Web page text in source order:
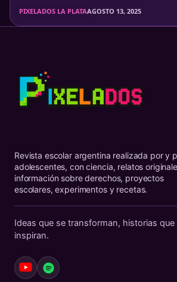
PIXELADOS LA PLATAAGOSTO 13, 2025
Revista escolar argentina realizada por y
adolescentes, con ciencia, relatos
información sobre derechos, proyectos
escolares, experimentos y recetas.
Ideas que se transforman, historias que
inspiran.